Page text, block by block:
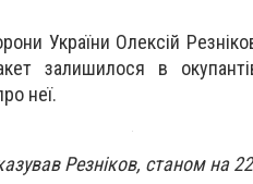
України Олексій
залишилося в
неї.
Резніков, станом на